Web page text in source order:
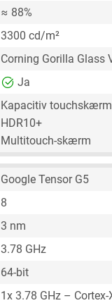
≈ 88%
3300 cd/m²
Corning Gorilla Glass
Ja
Kapacitiv touchskærm
HDR10+
Multitouch-skærm
Google Tensor G5
8
3 nm
3.78 GHz
64-bit
1x 3.78 GHz – Cortex-